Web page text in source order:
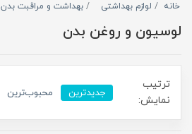
خانه لوازم بهداشتی بهداشت و مراقبت بدن
لوسیون و روغن بدن
ترتیب
نمایش:
جدیدترین محبوب‌ترین